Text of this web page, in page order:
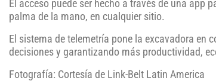
El acceso puede ser hecho a través de una app
palma de la mano, en cualquier sitio.
El sistema de telemetría pone la excavadora en
decisiones y garantizando más productividad,
Fotografía: Cortesía de Link-Belt Latin America